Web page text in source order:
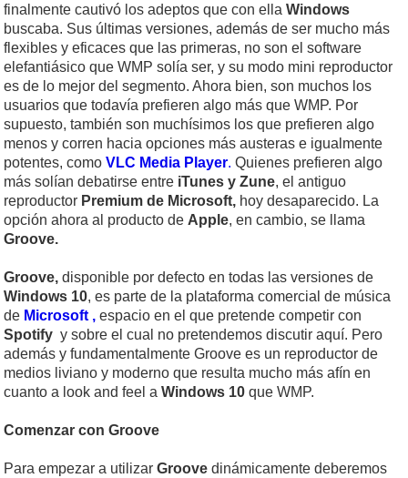
finalmente cautivó los adeptos que con ella Windows
buscaba. Sus últimas versiones, además de ser mucho más
flexibles y eficaces que las primeras, no son el software
elefantiásico que WMP solía ser, y su modo mini reproductor
es de lo mejor del segmento. Ahora bien, son muchos los
usuarios que todavía prefieren algo más que WMP. Por
supuesto, también son muchísimos los que prefieren algo
menos y corren hacia opciones más austeras e igualmente
potentes, como VLC Media Player. Quienes prefieren algo
más solían debatirse entre iTunes y Zune, el antiguo
reproductor Premium de Microsoft, hoy desaparecido. La
opción ahora al producto de Apple, en cambio, se llama
Groove.
Groove, disponible por defecto en todas las versiones de
Windows 10, es parte de la plataforma comercial de música
de Microsoft , espacio en el que pretende competir con
Spotify y sobre el cual no pretendemos discutir aquí. Pero
además y fundamentalmente Groove es un reproductor de
medios liviano y moderno que resulta mucho más afín en
cuanto a look and feel a Windows 10 que WMP.
Comenzar con Groove
Para empezar a utilizar Groove dinámicamente deberemos